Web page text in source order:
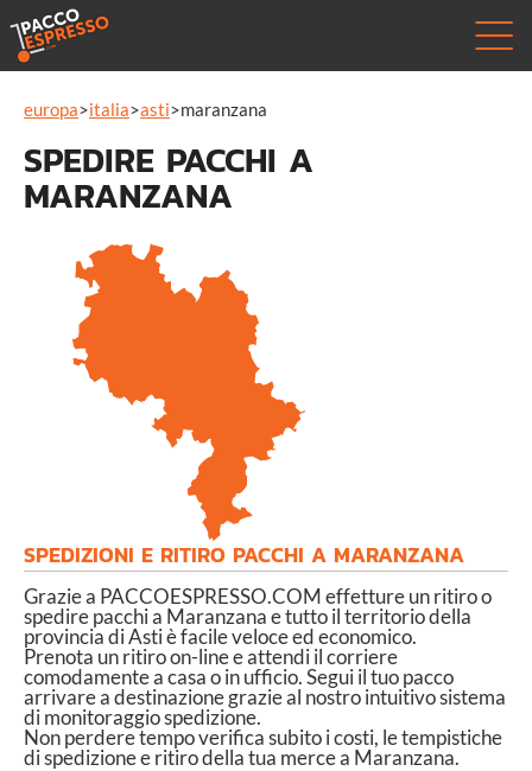
europa>italia>asti>maranzana
SPEDIRE PACCHI A
MARANZANA
SPEDIZIONI E RITIRO PACCHI A MARANZANA
Grazie a PACCOESPRESSO.COM effetture un ritiro o
spedire pacchi a Maranzana e tutto il territorio della
provincia di Asti è facile veloce ed economico.
Prenota un ritiro on-line e attendi il corriere
comodamente a casa o in ufficio. Segui il tuo pacco
arrivare a destinazione grazie al nostro intuitivo sistema
di monitoraggio spedizione.
Non perdere tempo verifica subito i costi, le tempistiche
di spedizione e ritiro della tua merce a Maranzana.